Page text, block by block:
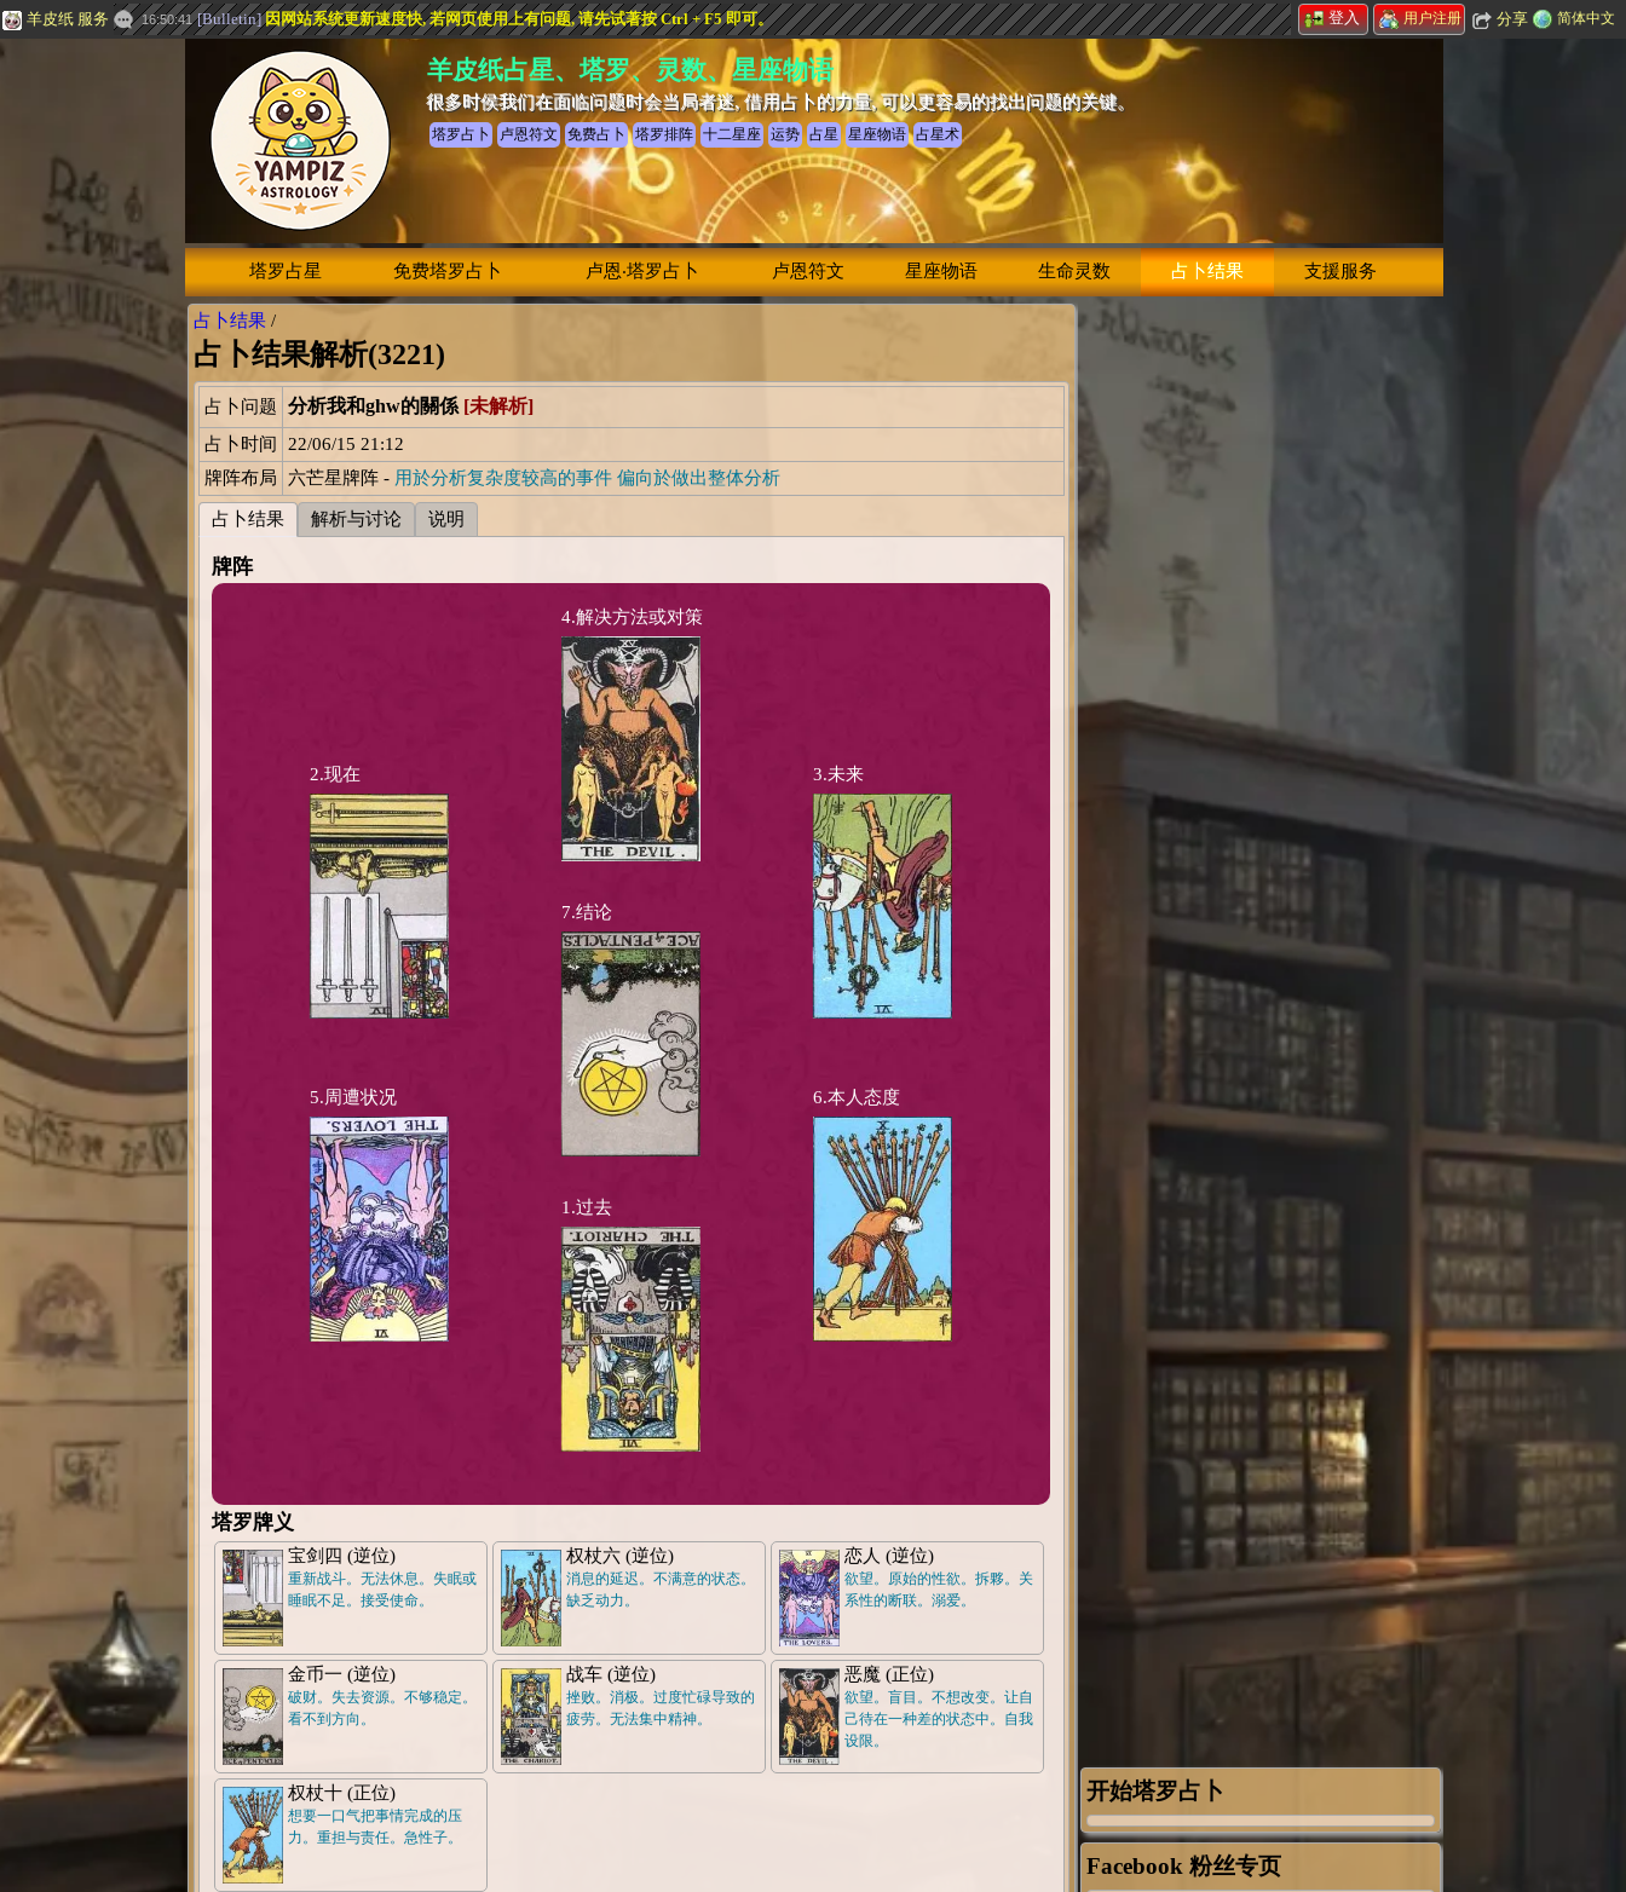
羊皮纸 服务 16:50:41 [Bulletin]因网站系统更新速度快, 若网页使用上有问题, 请先试著按 Ctrl + F5 即可。 登入 用户注册 分享 简体中文
羊皮纸占星、塔罗、灵数、星座物语
很多时侯我们在面临问题时会当局者迷, 借用占卜的力量, 可以更容易的找出问题的关键。
塔罗占卜 卢恩符文 免费占卜 塔罗排阵 十二星座 运势 占星 星座物语 占星术
塔罗占星 免费塔罗占卜 卢恩‧塔罗占卜 卢恩符文 星座物语 生命灵数 占卜结果 支援服务
占卜结果/
占卜结果解析(3221)
占卜问题 分析我和ghw的關係 [未解析]
占卜时间
22/06/15 21:12
牌阵布局
六芒星牌阵 - 用於分析复杂度较高的事件 偏向於做出整体分析
占卜结果 解析与讨论 说明
牌阵
1.过去
2.现在 3.未来
4.解决方法或对策
5.周遭状况 6.本人态度
7.结论
塔罗牌义
宝剑四 (逆位)
重新战斗。无法休息。失眠或
睡眠不足。接受使命。
权杖六 (逆位)
消息的延迟。不满意的状态。
缺乏动力。
恋人 (逆位)
欲望。原始的性欲。拆夥。关
系性的断联。溺爱。
金币一 (逆位)
破财。失去资源。不够稳定。
看不到方向。
战车 (逆位)
挫败。消极。过度忙碌导致的
疲劳。无法集中精神。
恶魔 (正位)
欲望。盲目。不想改变。让自
己待在一种差的状态中。自我
设限。
权杖十 (正位)
想要一口气把事情完成的压
力。重担与责任。急性子。
开始塔罗占卜
Facebook 粉丝专页